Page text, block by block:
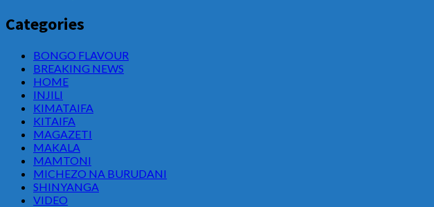
Categories
BONGO FLAVOUR
BREAKING NEWS
HOME
INJILI
KIMATAIFA
KITAIFA
MAGAZETI
MAKALA
MAMTONI
MICHEZO NA BURUDANI
SHINYANGA
VIDEO